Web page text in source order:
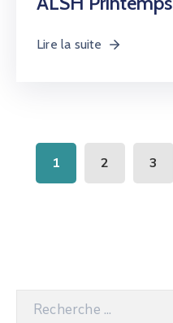
Lire la suite
1 2 3